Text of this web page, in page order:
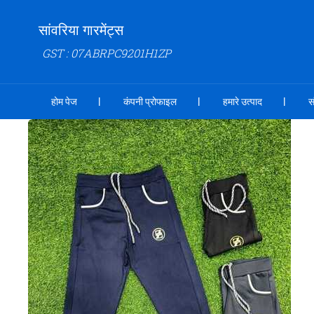
सांवरिया गारमेंट्स
GST : 07ABRPC9201H1ZP
होम पेज कंपनी प्रोफाइल हमारे उत्पाद